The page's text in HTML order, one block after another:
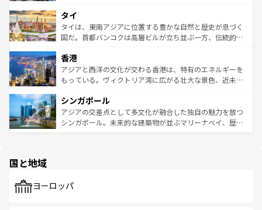
リティに包まれながら、韓国の多彩な魅力を心ゆくまで味
わってみてほしい。 なお、新着の韓国情報はコンテンツ一
覧を参照してほしい。
急速な発展と共に伝統が息づく。ハノイの古い町並みやホ
ーチミン市のフランス統治時代の建物も、独特の雰囲気を
醸し出している。また、バラエティの豊かさとおいしさで
とつ。フォーやバインミー、ベトナムコーヒーなどは、ぜ
ひ現地で味わいたい。どの地域を訪れてもあたたかい人々
が旅行者を迎えてくれるので、きっと忘れられない旅にな
参照してほしい。
タイ
タイは、東南アジアに位置する豊かな自然と歴史が息づく
国だ。首都バンコクは高層ビルが立ち並ぶ一方、伝統的な
の活気が交差している。北部ではチェンマイなどの山岳地
帯で自然と触れ合い、南部ではプーケットやクラビの美し
いビーチでリゾート気分を楽しむことができる。タイ料理
激する。気候は一年中温暖で、どの季節にも異なる楽しみ
が待っている。親しみやすいタイの人々、仏教を中心とし
た文化、そして多様な観光資源が、訪れる旅人を魅了し続
香港
アジアと西洋の文化が交わる香港は、特有のエネルギーを
もっている。ヴィクトリア湾に広がる壮大な景色、近未来
み、どこを訪れても感動するはず。観光スポットが密集し
ており、効率よく見どころを回れるのも魅力。息をのむよ
うな絶景から文化的な体験まで、香港を存分に楽しみ尽く
シンガポール
アジアの交差点として多文化が融合した独自の魅力を放つ
シンガポール。未来的な建築物が並ぶマリーナベイ、歴史
で、ホーカーズは地元の風情を楽しめる外せないスポット
国と地域
ヨーロッパ